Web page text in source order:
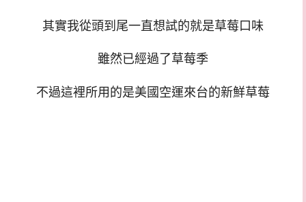
其實我從頭到尾一直想試的就是草莓口味
雖然已經過了草莓季
不過這裡所用的是美國空運來台的新鮮草莓